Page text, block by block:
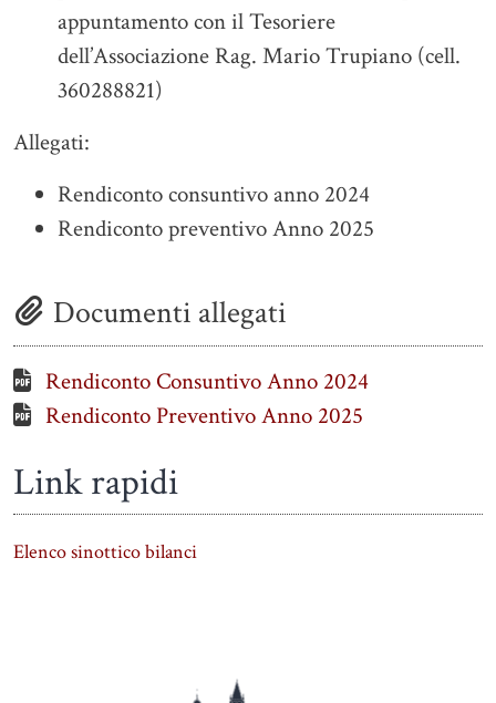
appuntamento con il Tesoriere
dell’Associazione Rag. Mario Trupiano (cell.
360288821)
Allegati:
Rendiconto consuntivo anno 2024
Rendiconto preventivo Anno 2025
Documenti allegati
Rendiconto Consuntivo Anno 2024
Rendiconto Preventivo Anno 2025
Link rapidi
Elenco sinottico bilanci